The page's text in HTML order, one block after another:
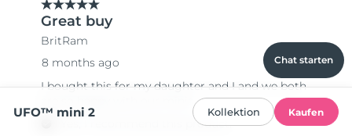
Chat starten
UFO™ mini 2 Kollektion Kaufen